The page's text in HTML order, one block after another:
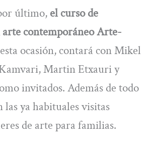
último, el curso de
contemporáneo Arte-
ocasión, contará con Mikel
Martin Etxauri y
invitados. Además de todo
las ya habituales visitas
de arte para familias.